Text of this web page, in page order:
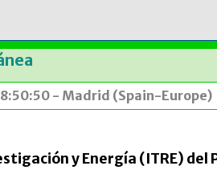
- Madrid (Spain-Europe)
y Energía (ITRE)